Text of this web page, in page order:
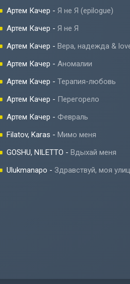
Артем Качер - Я не Я (epilogue)
Артем Качер - Я не Я
Артем Качер - Вера, надежда &
Артем Качер - Аномалии
Артем Качер - Терапия-любовь
Артем Качер - Перегорело
Артем Качер - Февраль
Filatov, Karas - Мимо меня
GOSHU, NILETTO - Вдыхай меня
Ulukmanapo - Здравствуй, моя